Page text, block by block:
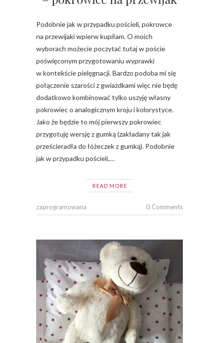
Podobnie jak w przypadku pościeli, pokrowce
na przewijaki wpierw kupiłam. O moich
wyborach możecie poczytać tutaj w poście
poświęconym przygotowaniu wyprawki
w kontekście pielęgnacji. Bardzo podoba mi się
połączenie szarości z gwiazdkami więc nie będę
dodatkowo kombinować tylko uszyję własny
pokrowiec o analogicznym kroju i kolorystyce.
Jako że będzie to mój pierwszy pokrowiec
przygotuję wersję z gumką (zakładany tak jak
prześcieradła do łóżeczek z gumką). Podobnie
jak w przypadku pościeli,…
READ MORE
zaprogramowana 0 Comments